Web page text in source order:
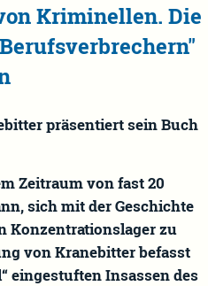
Kriminellen. Die
präsentiert sein Buch
Zeitraum von fast 20
sich mit der Geschichte
Konzentrationslager zu
von Kranebitter befasst
eingestuften Insassen des